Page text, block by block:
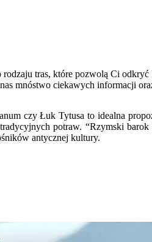
rodzaju tras, które pozwolą Ci
mnóstwo ciekawych informacji
czy Łuk Tytusa to idealna
potraw. “Rzymski
antycznej kultury.